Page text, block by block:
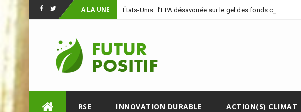
FacebookTwitter A LA UNE États-Unis : l’EPA désavouée sur le gel des fonds climatiques
RSE INNOVATION DURABLE ACTION(S) CLIMAT